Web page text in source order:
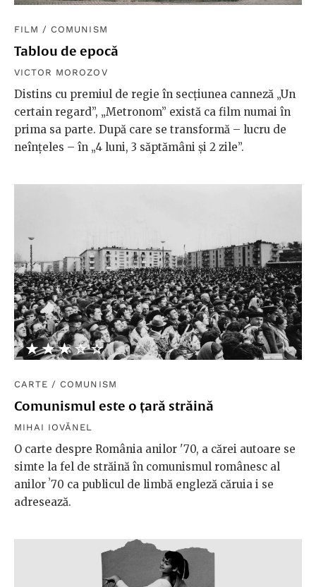
FILM / COMUNISM
Tablou de epocă
VICTOR MOROZOV
Distins cu premiul de regie în secțiunea canneză „Un
certain regard”, „Metronom” există ca film numai în
prima sa parte. După care se transformă – lucru de
neînțeles – în „4 luni, 3 săptămâni și 2 zile”.
★★★★★
☆☆☆☆☆
CARTE / COMUNISM
Comunismul este o țară străină
MIHAI IOVĂNEL
O carte despre România anilor '70, a cărei autoare se
simte la fel de străină în comunismul românesc al
anilor ʼ70 ca publicul de limbă engleză căruia i se
adresează.